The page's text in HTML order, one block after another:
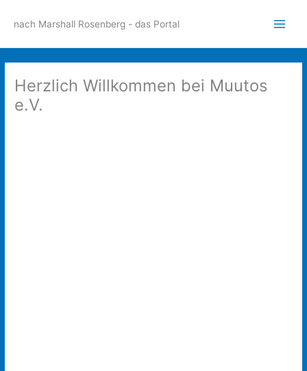
Inhaltnach Marshall Rosenberg - das Portal
Herzlich Willkommen bei Muutos
e.V.